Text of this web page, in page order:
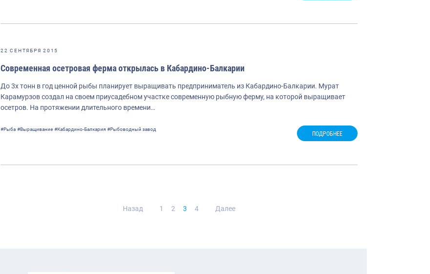
22 СЕНТЯБРЯ 2015
Современная осетровая ферма открылась в Кабардино-Балкарии
До 3х тонн в год ценной рыбы планирует выращивать предприниматель из Кабардино-Балкарии. Мурат
Карамурзов создал на своем приусадебном участке современную рыбную ферму, на которой выращивает
осетров. На протяжении длительного времени…
#Рыба #Выращивание #Кабардино-Балкария #Рыбоводный завод
ПОДРОБНЕЕ
Навигация
Назад 1 2 3 4 Далее